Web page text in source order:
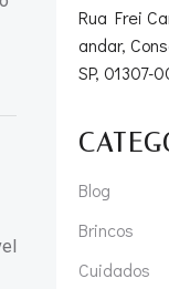
Rua Frei
andar,
SP, 01307-
Blog
Brincos
Cuidados